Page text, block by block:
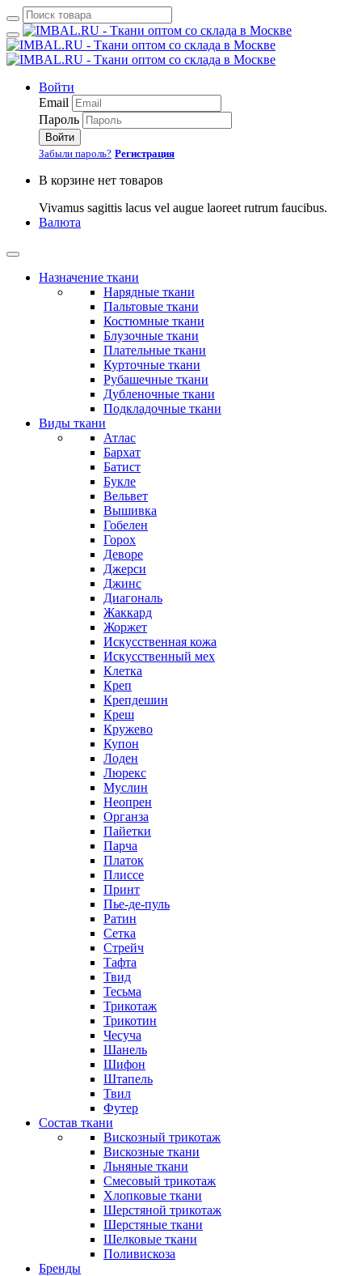
Войти
Email
Пароль
Войти
Забыли пароль? Регистрация
В корзине нет товаров
Vivamus sagittis lacus vel augue laoreet rutrum faucibus.
Валюта
Назначение ткани
Нарядные ткани
Пальтовые ткани
Костюмные ткани
Блузочные ткани
Плательные ткани
Курточные ткани
Рубашечные ткани
Дубленочные ткани
Подкладочные ткани
Виды ткани
Атлас
Бархат
Батист
Букле
Вельвет
Вышивка
Гобелен
Горох
Деворе
Джерси
Джинс
Диагональ
Жаккард
Жоржет
Искусственная кожа
Искусственный мех
Клетка
Креп
Крепдешин
Креш
Кружево
Купон
Лоден
Люрекс
Муслин
Неопрен
Органза
Пайетки
Парча
Платок
Плиссе
Принт
Пье-де-пуль
Ратин
Сетка
Стрейч
Тафта
Твид
Тесьма
Трикотаж
Трикотин
Чесуча
Шанель
Шифон
Штапель
Твил
Футер
Состав ткани
Вискозный трикотаж
Вискозные ткани
Льняные ткани
Смесовый трикотаж
Хлопковые ткани
Шерстяной трикотаж
Шерстяные ткани
Шелковые ткани
Поливискоза
Бренды